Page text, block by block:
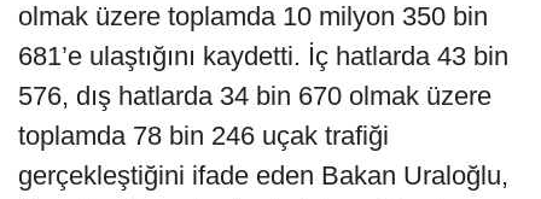
olmak üzere toplamda 10 milyon 350 bin
681’e ulaştığını kaydetti. İç hatlarda 43 bin
576, dış hatlarda 34 bin 670 olmak üzere
toplamda 78 bin 246 uçak trafiği
gerçekleştiğini ifade eden Bakan Uraloğlu,